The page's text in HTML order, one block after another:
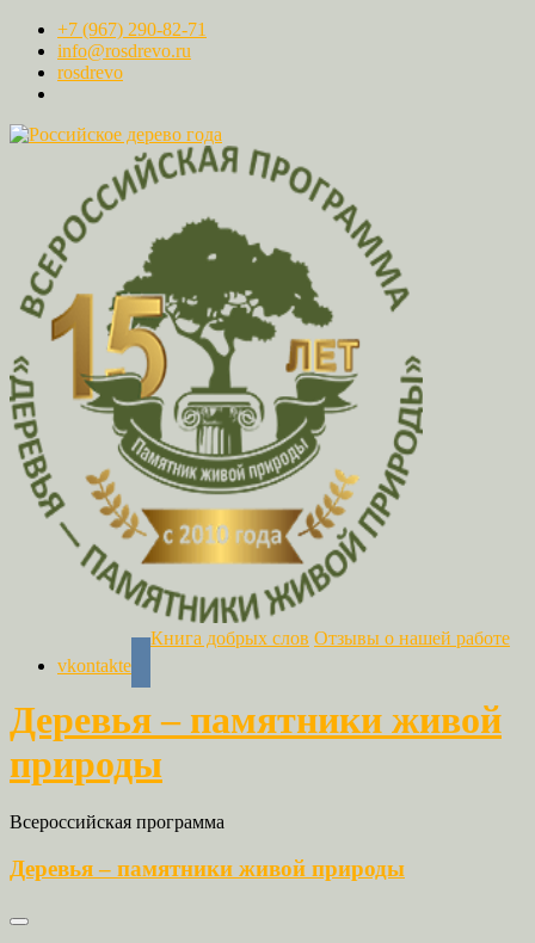
+7 (967) 290-82-71
info@rosdrevo.ru
rosdrevo
vkontakte
Книга добрых слов Отзывы о нашей работе
Деревья – памятники живой
природы
Всероссийская программа
Деревья – памятники живой природы